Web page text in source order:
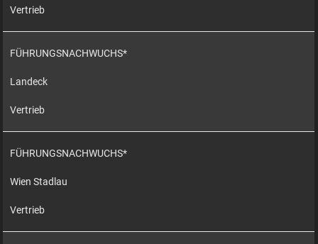
Vertrieb
FÜHRUNGSNACHWUCHS*
Landeck
Vertrieb
FÜHRUNGSNACHWUCHS*
Wien Stadlau
Vertrieb